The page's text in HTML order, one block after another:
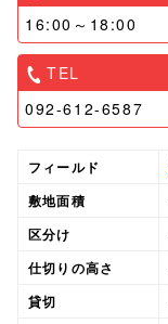
16:00～18:00
TEL
092-612-6587
フィールド
敷地面積
区分け
仕切りの高さ
貸切